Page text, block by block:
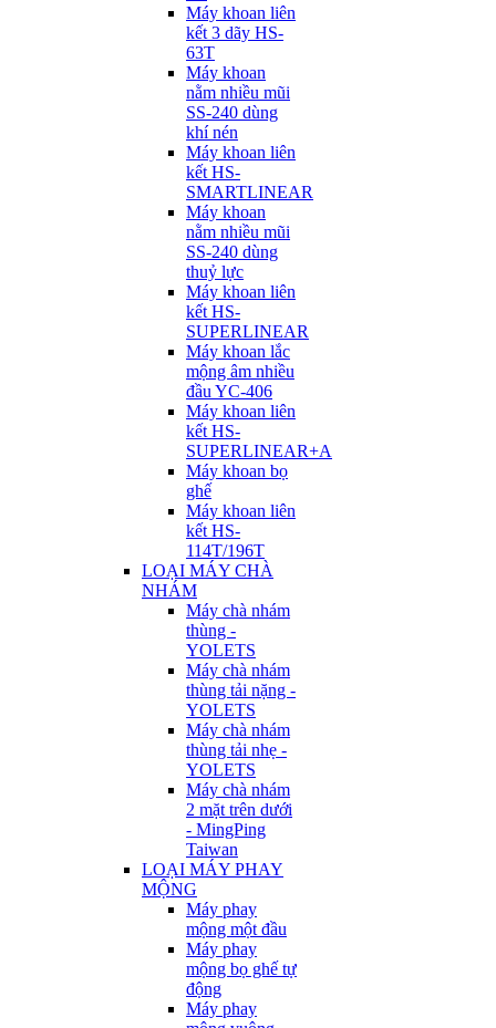
Máy khoan liên
kết 3 dãy HS-
63T
Máy khoan
nằm nhiều mũi
SS-240 dùng
khí nén
Máy khoan liên
kết HS-
SMARTLINEAR
Máy khoan
nằm nhiều mũi
SS-240 dùng
thuỷ lực
Máy khoan liên
kết HS-
SUPERLINEAR
Máy khoan lắc
mộng âm nhiều
đầu YC-406
Máy khoan liên
kết HS-
SUPERLINEAR+A
Máy khoan bọ
ghế
Máy khoan liên
kết HS-
114T/196T
LOẠI MÁY CHÀ
NHÁM
Máy chà nhám
thùng -
YOLETS
Máy chà nhám
thùng tải nặng -
YOLETS
Máy chà nhám
thùng tải nhẹ -
YOLETS
Máy chà nhám
2 mặt trên dưới
- MingPing
Taiwan
LOẠI MÁY PHAY
MỘNG
Máy phay
mộng một đầu
Máy phay
mộng bọ ghế tự
động
Máy phay